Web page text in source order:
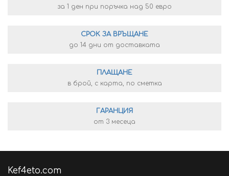
за 1 ден при поръчка над 50 евро
СРОК ЗА ВРЪЩАНЕ
до 14 дни от доставката
ПЛАЩАНЕ
в брой, с карта, по сметка
ГАРАНЦИЯ
от 3 месеца
Kef4eto.com